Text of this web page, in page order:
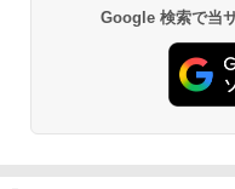
Google 検索で当